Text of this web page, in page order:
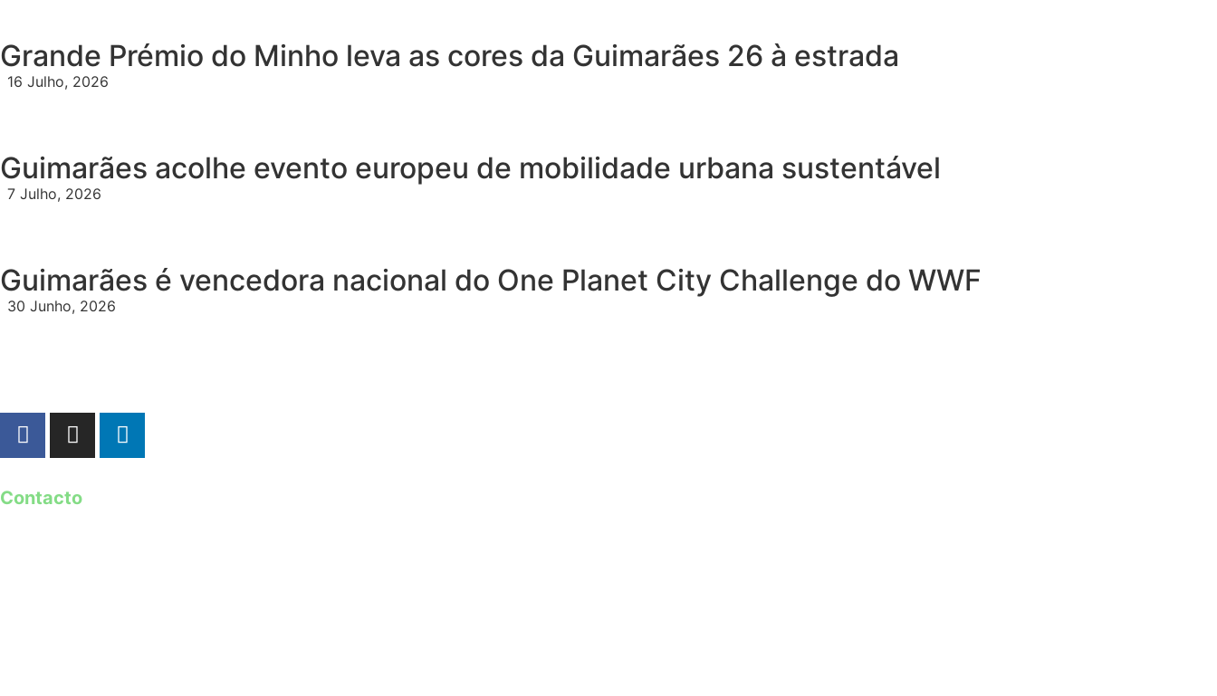
Grande Prémio do Minho leva as cores da Guimarães 26 à estrada
16 Julho, 2026
Guimarães acolhe evento europeu de mobilidade urbana sustentável
7 Julho, 2026
Guimarães é vencedora nacional do One Planet City Challenge do WWF
30 Junho, 2026
Contacto